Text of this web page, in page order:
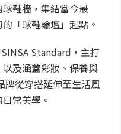
鞋牆，集結當今最
「球鞋論壇」起點。
Standard，主打
及涵蓋彩妝、保養與
牌從穿搭延伸至生活風
常美學。